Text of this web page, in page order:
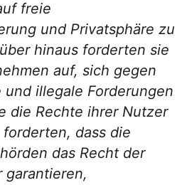
freie
und Privatsphäre zu
hinaus forderten sie
auf, sich gegen
illegale Forderungen
die Rechte ihrer Nutzer
dass die
das Recht der
garantieren,